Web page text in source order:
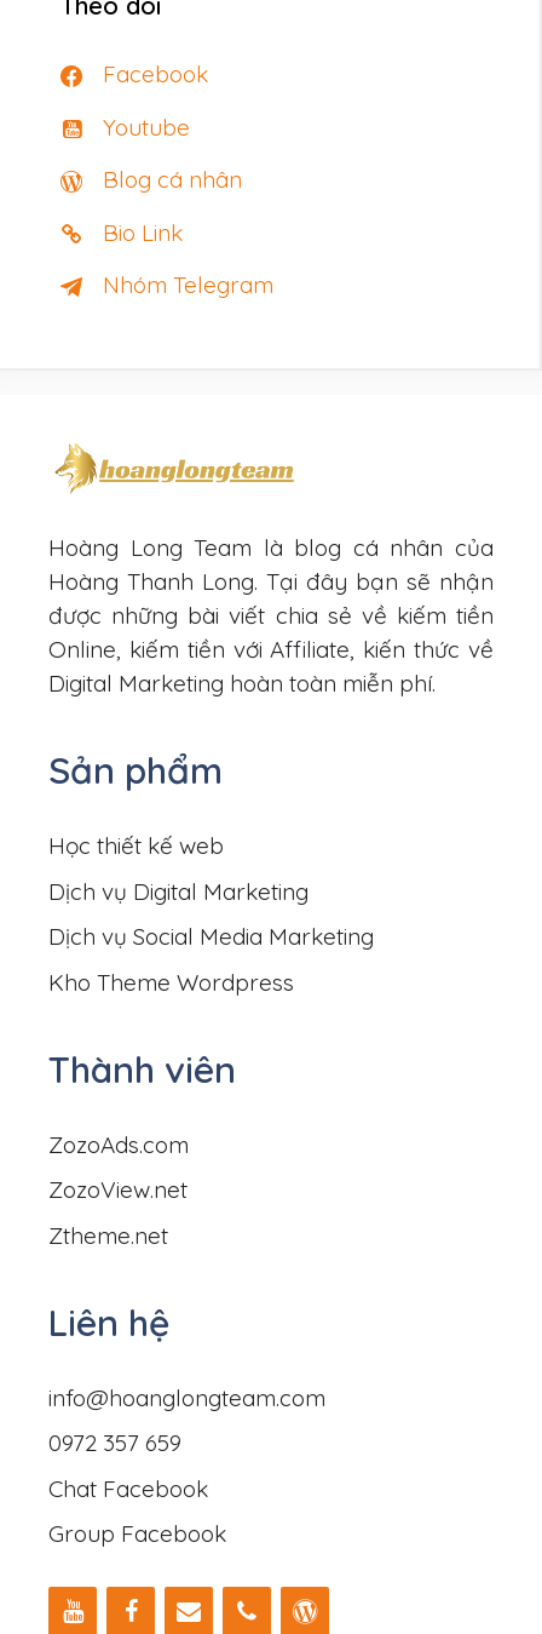
Facebook
Youtube
Blog cá nhân
Bio Link
Nhóm Telegram
Hoàng Long Team là blog cá nhân của
Hoàng Thanh Long. Tại đây bạn sẽ nhận
được những bài viết chia sẻ về kiếm tiền
Online, kiếm tiền với Affiliate, kiến thức về
Digital Marketing hoàn toàn miễn phí.
Sản phẩm
Học thiết kế web
Dịch vụ Digital Marketing
Dịch vụ Social Media Marketing
Kho Theme Wordpress
Thành viên
ZozoAds.com
ZozoView.net
Ztheme.net
Liên hệ
info@hoanglongteam.com
0972 357 659
Chat Facebook
Group Facebook